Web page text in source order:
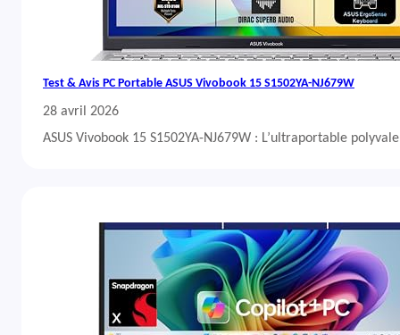
Test & Avis PC Portable ASUS Vivobook 15 S1502YA-NJ679W
28 avril 2026
ASUS Vivobook 15 S1502YA-NJ679W : L’ultraportable